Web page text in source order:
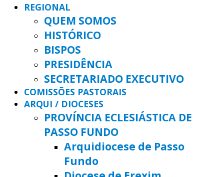
REGIONAL
QUEM SOMOS
HISTÓRICO
BISPOS
PRESIDÊNCIA
SECRETARIADO EXECUTIVO
COMISSÕES PASTORAIS
ARQUI / DIOCESES
PROVÍNCIA ECLESIÁSTICA DE
PASSO FUNDO
Arquidiocese de Passo
Fundo